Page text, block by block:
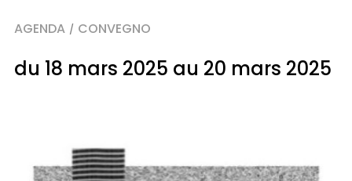
AGENDA / CONVEGNO
du 18 mars 2025 au 20 mars 2025